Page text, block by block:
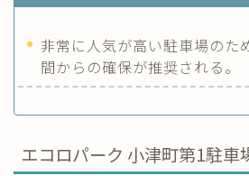
非常に人気が高い駐車場のた
間からの確保が推奨される。
エコロパーク 小津町第1駐車